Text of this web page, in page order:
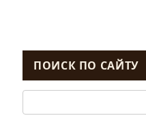
ПОИСК ПО САЙТУ